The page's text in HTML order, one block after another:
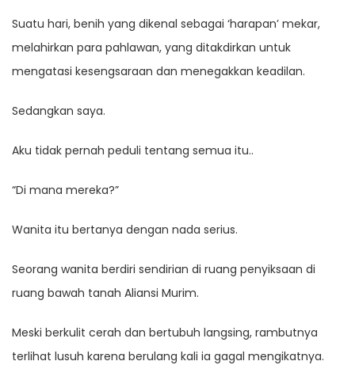
Suatu hari, benih yang dikenal sebagai ‘harapan’ mekar,
melahirkan para pahlawan, yang ditakdirkan untuk
mengatasi kesengsaraan dan menegakkan keadilan.
Sedangkan saya.
Aku tidak pernah peduli tentang semua itu..
“Di mana mereka?”
Wanita itu bertanya dengan nada serius.
Seorang wanita berdiri sendirian di ruang penyiksaan di
ruang bawah tanah Aliansi Murim.
Meski berkulit cerah dan bertubuh langsing, rambutnya
terlihat lusuh karena berulang kali ia gagal mengikatnya.